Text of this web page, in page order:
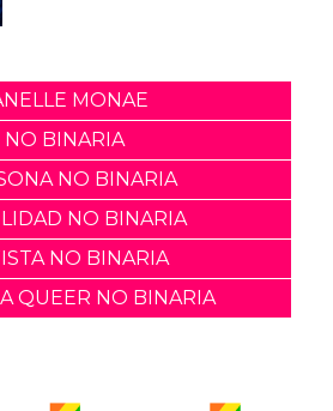
MONAE
NO BINARIA
NO BINARIA
NO BINARIA
NO BINARIA
QUEER NO BINARIA